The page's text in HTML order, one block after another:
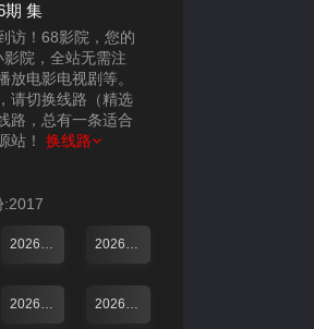
期 集
访！68影院，您的
院，全站无需注
放电影电视剧等。
请切换线路（精选
路，总有一条适合
站！ 换线路
:2017
2026-08-01期 2026-07-25期
2026-07-03期 2026-06-25期